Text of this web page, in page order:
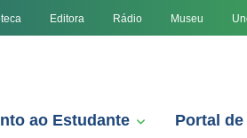
Editora Rádio Museu
ao Estudante Portal